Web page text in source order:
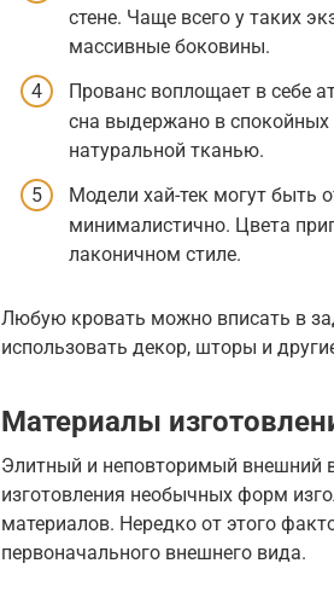
стене. Чаще всего у таких
массивные боковины.
Прованс воплощает в себе
сна выдержано в спокойных
натуральной тканью.
Модели хай-тек могут быть
минималистично. Цвета
лаконичном стиле.
Любую кровать можно вписать в
использовать декор, шторы и
Материалы
Элитный и неповторимый внешний
изготовления необычных форм
материалов. Нередко от этого
первоначального внешнего вида.